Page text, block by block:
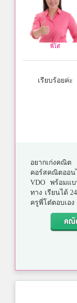
พี่โต๋
เรียบร้อยค่ะ
อยากเก่งคณิต
คอร์สคณิตออ
VDO พร้อมแ
ทาง เรียนได้
ครูพี่โต๋ตอบเอ
คณิ